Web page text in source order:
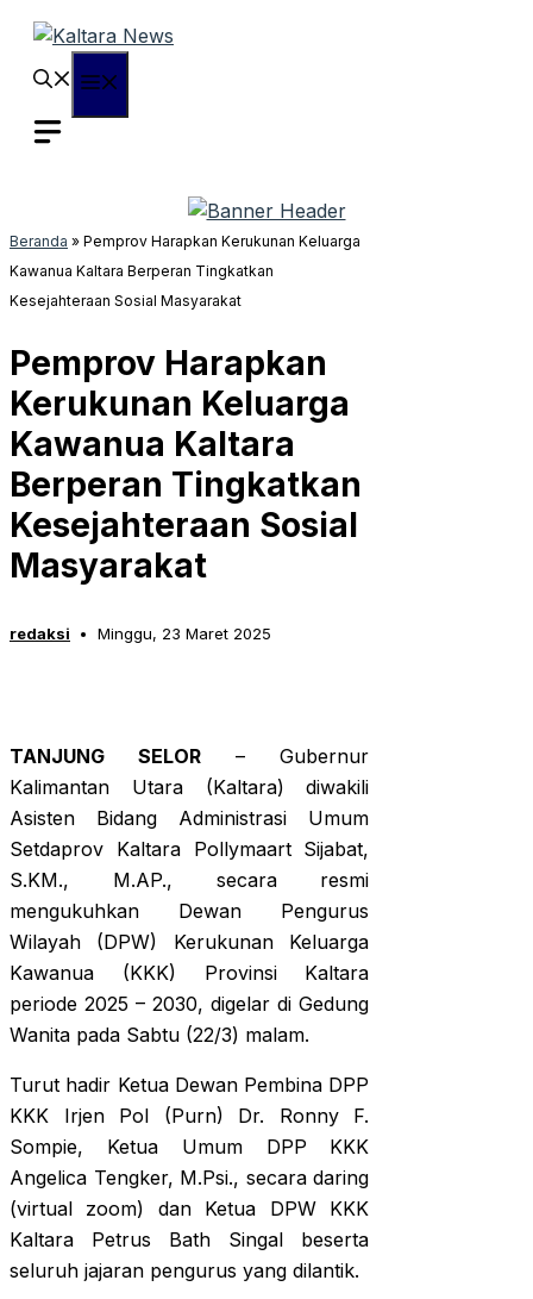
Langsung
Beranda » Pemprov Harapkan Kerukunan Keluarga
Kawanua Kaltara Berperan Tingkatkan
Kesejahteraan Sosial Masyarakat
Pemprov Harapkan
Kerukunan Keluarga
Kawanua Kaltara
Berperan Tingkatkan
Kesejahteraan Sosial
Masyarakat
redaksi Minggu, 23 Maret 2025
TANJUNG SELOR – Gubernur
Kalimantan Utara (Kaltara) diwakili
Asisten Bidang Administrasi Umum
Setdaprov Kaltara Pollymaart Sijabat,
S.KM., M.AP., secara resmi
mengukuhkan Dewan Pengurus
Wilayah (DPW) Kerukunan Keluarga
Kawanua (KKK) Provinsi Kaltara
periode 2025 – 2030, digelar di Gedung
Wanita pada Sabtu (22/3) malam.
Turut hadir Ketua Dewan Pembina DPP
KKK Irjen Pol (Purn) Dr. Ronny F.
Sompie, Ketua Umum DPP KKK
Angelica Tengker, M.Psi., secara daring
(virtual zoom) dan Ketua DPW KKK
Kaltara Petrus Bath Singal beserta
seluruh jajaran pengurus yang dilantik.